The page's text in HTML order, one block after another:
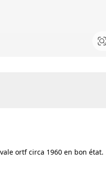
ortf circa 1960 en bon état.